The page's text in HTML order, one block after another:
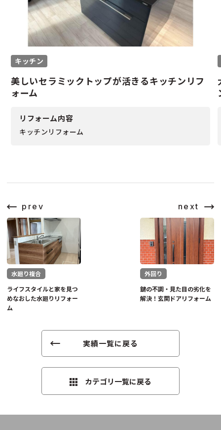
キッチン
美しいセラミックトップが活きるキッチンリフ
ォーム
リフォーム内容
キッチンリフォーム
prev
水廻り複合
ライフスタイルと家を見つ
めなおした水廻りリフォー
ム
next
外回り
鍵の不調・見た目の劣化を
解決！玄関ドアリフォーム
実績一覧に戻る
カテゴリ一覧に戻る